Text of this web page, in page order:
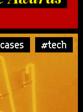
#tech